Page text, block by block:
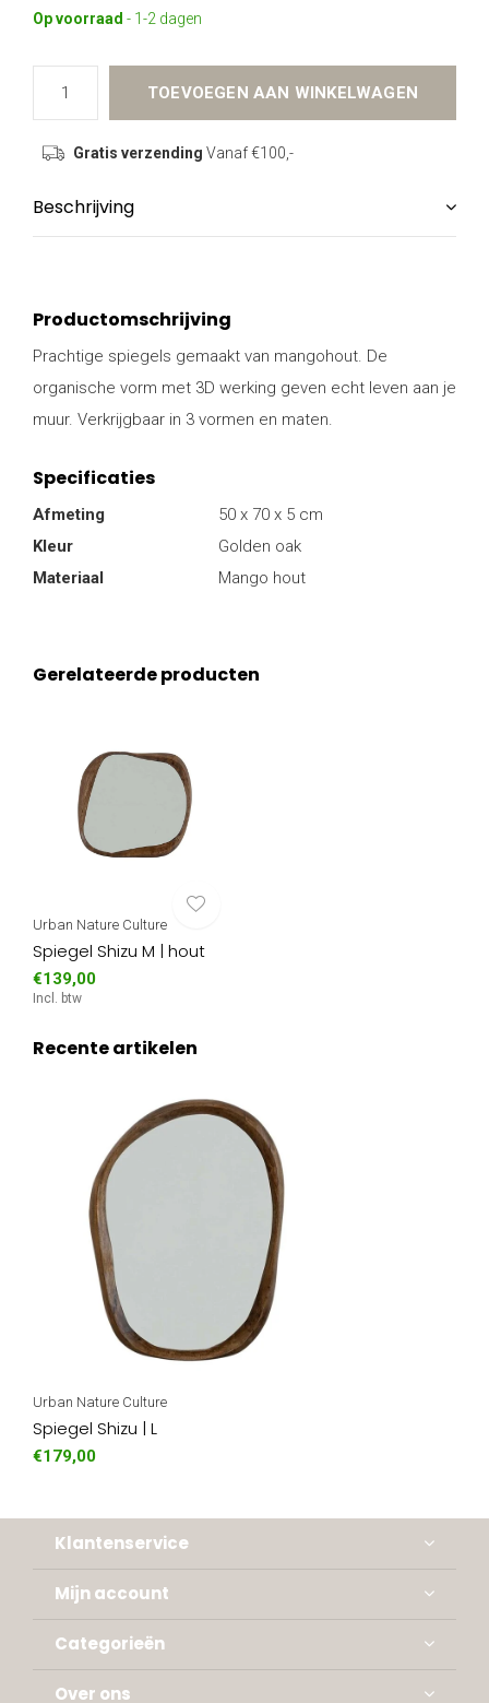
Op voorraad - 1-2 dagen
TOEVOEGEN AAN WINKELWAGEN
Gratis verzending Vanaf €100,-
Beschrijving
Productomschrijving
Prachtige spiegels gemaakt van mangohout. De
organische vorm met 3D werking geven echt leven aan je
muur. Verkrijgbaar in 3 vormen en maten.
Specificaties
Afmeting
50 x 70 x 5 cm
Kleur
Golden oak
Materiaal
Mango hout
Gerelateerde producten
Urban Nature Culture
Spiegel Shizu M | hout
€139,00
Incl. btw
Recente artikelen
Urban Nature Culture
Spiegel Shizu | L
€179,00
Klantenservice
Mijn account
Categorieën
Over ons